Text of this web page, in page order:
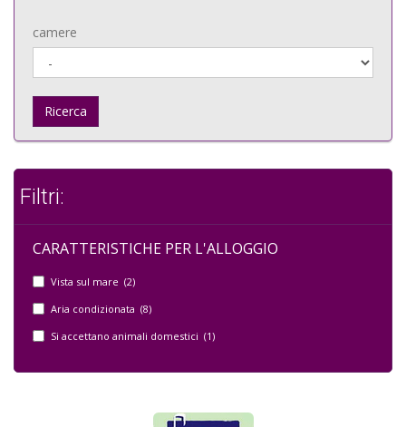
camere
Ricerca
Filtri:
CARATTERISTICHE PER L'ALLOGGIO
Vista sul mare (2)
Aria condizionata (8)
Si accettano animali domestici (1)